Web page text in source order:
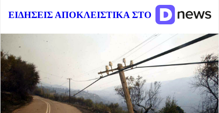
ΕΙΔΗΣΕΙΣ ΑΠΟΚΛΕΙΣΤΙΚΑ ΣΤΟ